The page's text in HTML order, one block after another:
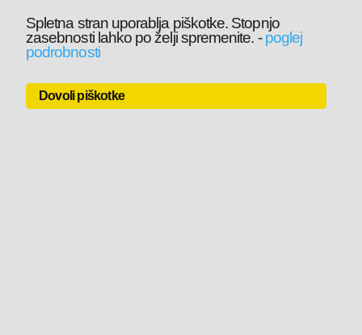
Spletna stran uporablja piškotke. Stopnjo
zasebnosti lahko po želji spremenite. -poglej
podrobnosti
Dovoli piškotke